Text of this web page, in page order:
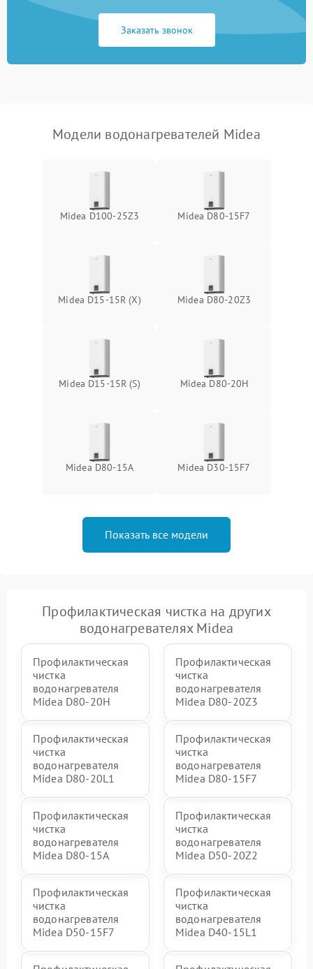
Заказать звонок
Модели водонагревателей Midea
Midea D100-25Z3 Midea D80-15F7
Midea D15-15R (X) Midea D80-20Z3
Midea D15-15R (S) Midea D80-20Н
Midea D80-15A Midea D30-15F7
Показать все модели
Профилактическая чистка на других
водонагревателях Midea
Профилактическая
чистка
водонагревателя
Midea D80-20Н
Профилактическая
чистка
водонагревателя
Midea D80-20Z3
Профилактическая
чистка
водонагревателя
Midea D80-20L1
Профилактическая
чистка
водонагревателя
Midea D80-15F7
Профилактическая
чистка
водонагревателя
Midea D80-15A
Профилактическая
чистка
водонагревателя
Midea D50-20Z2
Профилактическая
чистка
водонагревателя
Midea D50-15F7
Профилактическая
чистка
водонагревателя
Midea D40-15L1